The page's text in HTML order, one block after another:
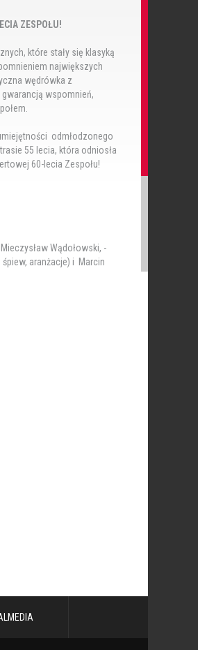
ZESPOŁU!
które stały się klasyką
największych
wędrówka z
wspomnień,
odmłodzonego
55 lecia, która odniosła
60-lecia Zespołu!
Wądołowski, -
aranżacje) i Marcin